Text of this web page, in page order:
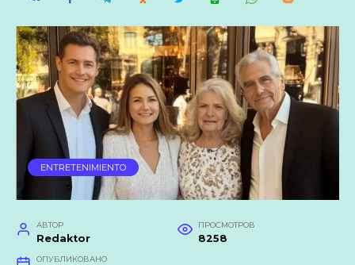
ENTRETENIMIENTO
АВТОР
Redaktor
ПРОСМОТРОВ
8258
ОПУБЛИКОВАНО